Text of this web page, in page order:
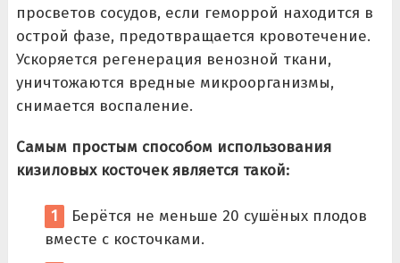
просветов сосудов, если геморрой находится в
острой фазе, предотвращается кровотечение.
Ускоряется регенерация венозной ткани,
уничтожаются вредные микроорганизмы,
снимается воспаление.
Самым простым способом использования
кизиловых косточек является такой:
Берётся не меньше 20 сушёных плодов
вместе с косточками.